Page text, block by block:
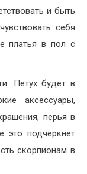
и быть
себя
платья в пол с
Петух будет в
аксессуары,
перья в
это подчеркнет
скорпионам в